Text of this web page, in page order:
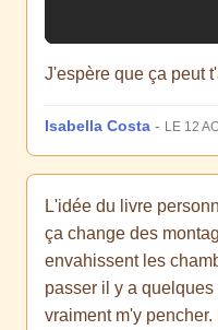
J'espère que ça peut
Isabella Costa - LE 12
L'idée du livre
ça change des
envahissent les
passer il y a
vraiment m'y